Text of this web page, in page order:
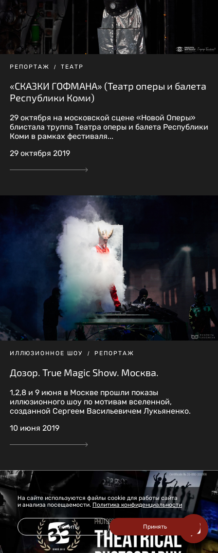
РЕПОРТАЖ ТЕАТР
«СКАЗКИ ГОФМАНА» (Театр оперы и балета
Республики Коми)
29 октября на московской сцене «Новой Оперы»
блистала труппа Театра оперы и балета Республики
Коми в рамках фестиваля...
29 октября 2019
ИЛЛЮЗИОННОЕ ШОУ РЕПОРТАЖ
Дозор. True Magic Show. Москва.
1,2,8 и 9 июня в Москве прошли показы
иллюзионного шоу по мотивам вселенной,
созданной Сергеем Васильевичем Лукьяненко.
10 июня 2019
На сайте используются файлы cookie для работы сайта
и анализа посещаемости. Политика конфиденциальности
Отклонить Принять